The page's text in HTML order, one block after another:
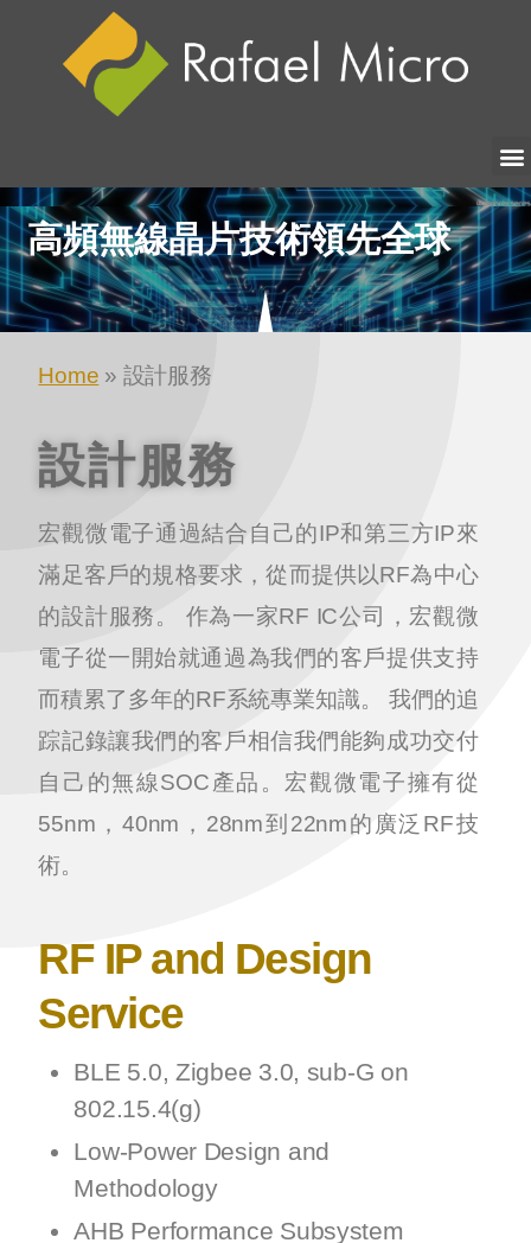
高頻無線晶片技術領先全球
Home » 設計服務
設計服務
宏觀微電子通過結合自己的IP和第三方IP來
滿足客戶的規格要求，從而提供以RF為中心
的設計服務。 作為一家RF IC公司，宏觀微
電子從一開始就通過為我們的客戶提供支持
而積累了多年的RF系統專業知識。 我們的追
踪記錄讓我們的客戶相信我們能夠成功交付
自己的無線SOC產品。宏觀微電子擁有從
55nm，40nm，28nm到22nm的廣泛RF技
術。
RF IP and Design
Service
BLE 5.0, Zigbee 3.0, sub-G on
802.15.4(g)
Low-Power Design and
Methodology
AHB Performance Subsystem